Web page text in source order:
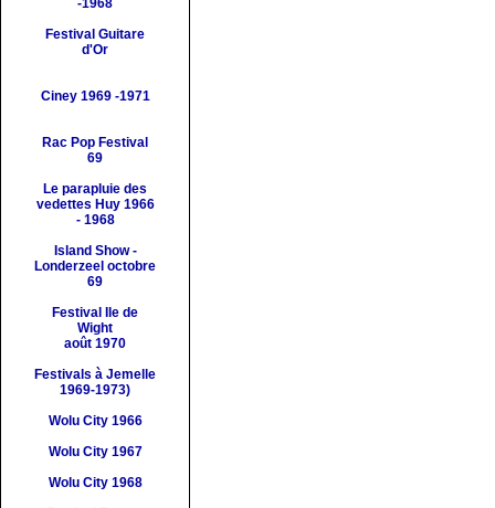
-1968
Festival Guitare
d'Or
Ciney 1969 -1971
Rac Pop Festival
69
Le parapluie des
vedettes Huy 1966
- 1968
Island Show-
Londerzeel octobre
69
Festival
Ile de
Wight
août 1970
Festivals à Jemelle
1969-1973)
Wolu City 1966
Wolu City 1967
Wolu City 1968